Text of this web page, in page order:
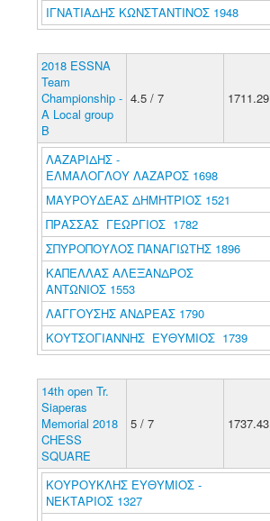
ΙΓΝΑΤΙΑΔΗΣ ΚΩΝΣΤΑΝΤΙΝΟΣ 1948
2018 ESSNA
Team
Championship -
A Local group
B
4.5 / 7 1711.29
ΛΑΖΑΡΙΔΗΣ -
ΕΛΜΑΛΟΓΛΟΥ ΛΑΖΑΡΟΣ 1698
ΜΑΥΡΟΥΔΕΑΣ ΔΗΜΗΤΡΙΟΣ 1521
ΠΡΑΣΣΑΣ ΓΕΩΡΓΙΟΣ 1782
ΣΠΥΡΟΠΟΥΛΟΣ ΠΑΝΑΓΙΩΤΗΣ 1896
ΚΑΠΕΛΛΑΣ ΑΛΕΞΑΝΔΡΟΣ
ΑΝΤΩΝΙΟΣ 1553
ΛΑΓΓΟΥΣΗΣ ΑΝΔΡΕΑΣ 1790
ΚΟΥΤΣΟΓΙΑΝΝΗΣ ΕΥΘΥΜΙΟΣ 1739
14th open Tr.
Siaperas
Memorial 2018
CHESS
SQUARE
5 / 7 1737.43
ΚΟΥΡΟΥΚΛΗΣ ΕΥΘΥΜΙΟΣ -
ΝΕΚΤΑΡΙΟΣ 1327